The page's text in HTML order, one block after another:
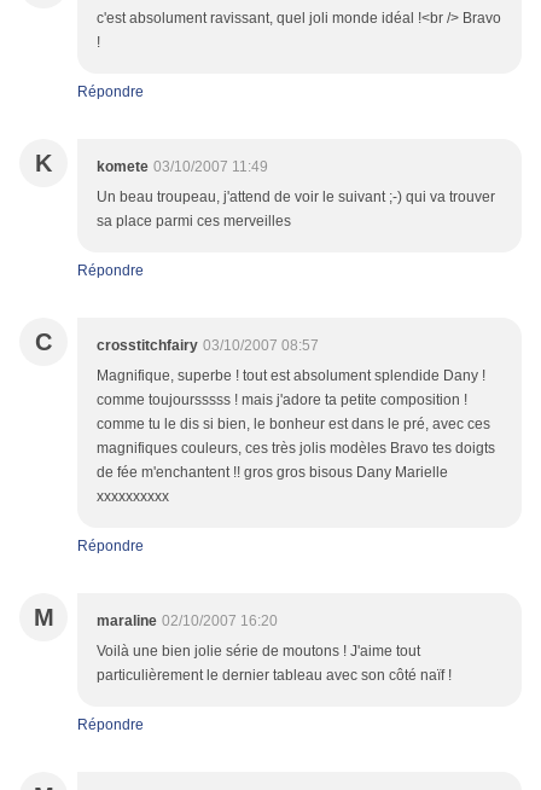
c'est absolument ravissant, quel joli monde idéal !<br /> Bravo
!
Répondre
K komete 03/10/2007 11:49
Un beau troupeau, j'attend de voir le suivant ;-) qui va trouver
sa place parmi ces merveilles
Répondre
C crosstitchfairy 03/10/2007 08:57
Magnifique, superbe ! tout est absolument splendide Dany !
comme toujoursssss ! mais j'adore ta petite composition !
comme tu le dis si bien, le bonheur est dans le pré, avec ces
magnifiques couleurs, ces très jolis modèles Bravo tes doigts
de fée m'enchantent !! gros gros bisous Dany Marielle
xxxxxxxxxx
Répondre
M maraline 02/10/2007 16:20
Voilà une bien jolie série de moutons ! J'aime tout
particulièrement le dernier tableau avec son côté naïf !
Répondre